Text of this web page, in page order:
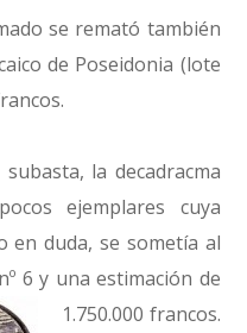
se remató también
de Poseidonia (lote
la decadracma
ejemplares cuya
en duda, se sometía al
6 y una estimación de
1.750.000 francos.